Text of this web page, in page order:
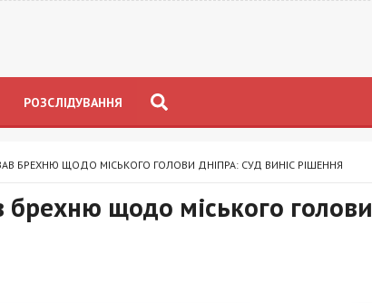
РОЗСЛІДУВАННЯ
БРЕХНЮ ЩОДО МІСЬКОГО ГОЛОВИ ДНІПРА: СУД ВИНІС РІШЕННЯ
брехню щодо міського голови